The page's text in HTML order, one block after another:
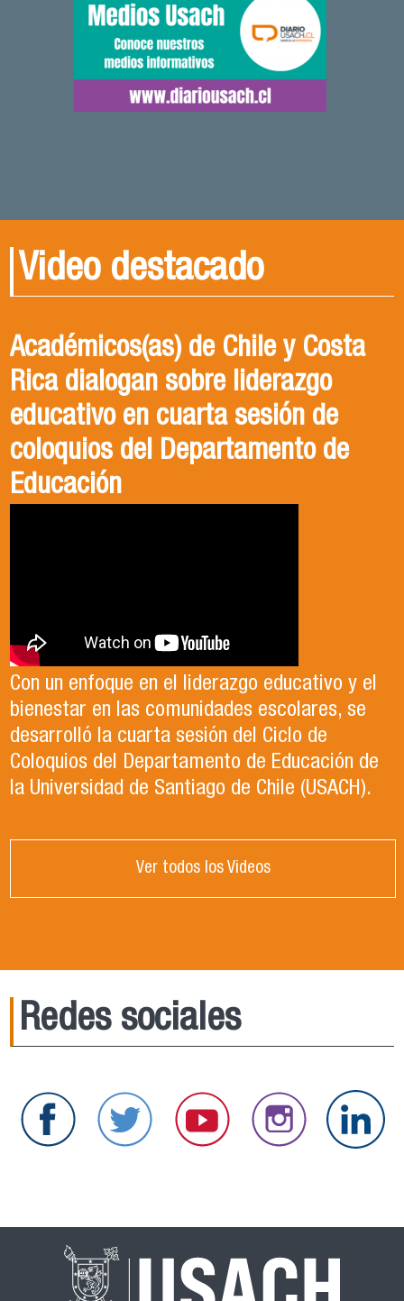
Video destacado
Académicos(as) de Chile y Costa
Rica dialogan sobre liderazgo
educativo en cuarta sesión de
coloquios del Departamento de
Educación
Con un enfoque en el liderazgo educativo y el
bienestar en las comunidades escolares, se
desarrolló la cuarta sesión del Ciclo de
Coloquios del Departamento de Educación de
la Universidad de Santiago de Chile (USACH).
Ver todos los Videos
Redes sociales